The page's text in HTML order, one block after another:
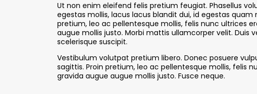
Ut non enim eleifend felis pretium feugiat. Phasellus
egestas mollis, lacus lacus blandit dui, id egestas quam
pretium, leo ac pellentesque mollis, felis nunc ultrices
augue mollis justo. Morbi mattis ullamcorper velit. Duis
scelerisque suscipit.
Vestibulum volutpat pretium libero. Donec posuere
sagittis. Proin pretium, leo ac pellentesque mollis, felis
gravida augue augue mollis justo. Fusce neque.